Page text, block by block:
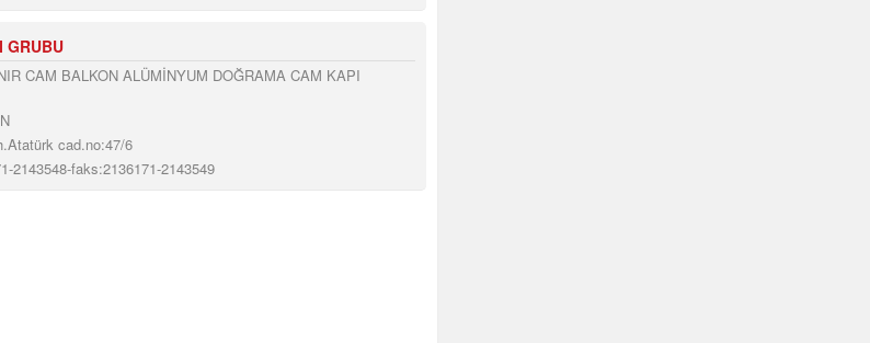
GRUBU
CAM BALKON ALÜMİNYUM DOĞRAMA CAM KAPI
cad.no:47/6
2143548-faks:2136171-2143549